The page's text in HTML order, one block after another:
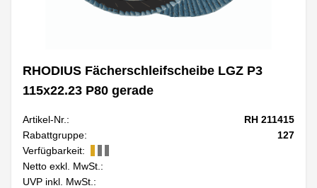
RHODIUS Fächerschleifscheibe LGZ P3
115x22.23 P80 gerade
Artikel-Nr.:
RH 211415
Rabattgruppe:
127
Verfügbarkeit:
Netto exkl. MwSt.:
UVP inkl. MwSt.: